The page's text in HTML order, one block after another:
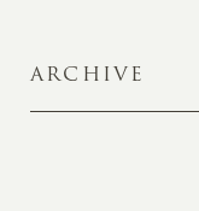
ARCHIVE